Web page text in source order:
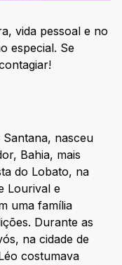
vida pessoal e no
especial. Se
nasceu
Bahia, mais
do Lobato, na
Lourival e
uma família
Durante as
na cidade de
costumava